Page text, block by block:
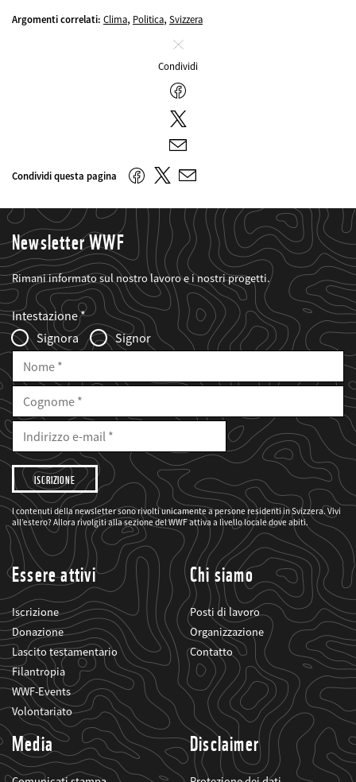
Argomenti correlati: Clima, Politica, Svizzera
Chiudi
Condividi
Facebook
Twitter
E-
mail
Condividi questa pagina FacebookTwitter
E-
Newsletter WWF
Rimani informato sul nostro lavoro e i nostri progetti.
Web2Case
Infofelder
Fieldset
anrede_name
Intestazione
Signora
Signor
Nome
Cognome
E-
Mail
Indirizzo
mail
Desidero
che
il
WWF
mi
informi
sui
suoi
progetti
I contenuti della newsletter sono rivolti unicamente a persone residenti in Svizzera. Vivi
all’estero? Allora rivolgiti alla sezione del WWF attiva a livello locale dove abiti.
Essere attivi
Iscrizione
Donazione
Lascito testamentario
Filantropia
WWF-Events
Volontariato
Chi siamo
Posti di lavoro
Organizzazione
Contatto
Media Disclaimer